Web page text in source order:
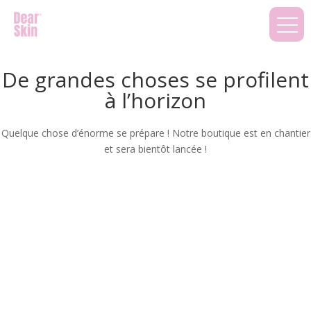
De grandes choses se profilent
à l’horizon
Quelque chose d’énorme se prépare ! Notre boutique est en chantier
et sera bientôt lancée !